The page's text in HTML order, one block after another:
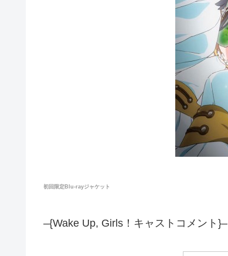
初回限定Blu-rayジャケット
–{Wake Up, Girls！キャストコメント}–